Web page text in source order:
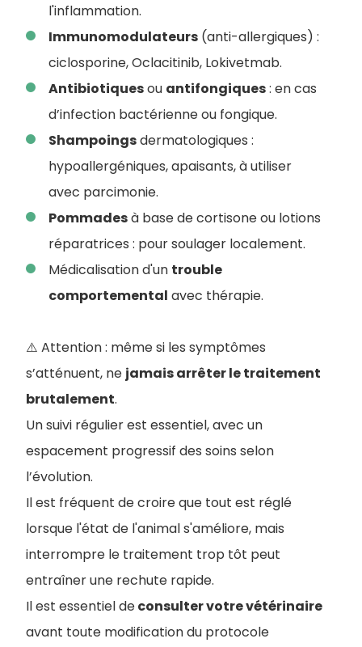
l'inflammation.
Immunomodulateurs (anti-allergiques) :
ciclosporine, Oclacitinib, Lokivetmab.
Antibiotiquesou antifongiques: en cas
d’infection bactérienne ou fongique.
Shampoingsdermatologiques :
hypoallergéniques, apaisants, à utiliser
avec parcimonie.
Pommadesà base de cortisone ou lotions
réparatrices : pour soulager localement.
Médicalisation d'un trouble
comportemental avec thérapie.
⚠️ Attention : même si les symptômes
s’atténuent, ne jamais arrêter le traitement
brutalement.
Un suivi régulier est essentiel, avec un
espacement progressif des soins selon
l’évolution.
Il est fréquent de croire que tout est réglé
lorsque l'état de l'animal s'améliore, mais
interrompre le traitement trop tôt peut
entraîner une rechute rapide.
Il est essentiel deconsulter votre vétérinaire
avant toute modification du protocole